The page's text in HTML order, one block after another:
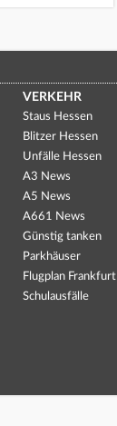
VERKEHR
Staus Hessen
Blitzer Hessen
Unfälle Hessen
A3 News
A5 News
A661 News
Günstig tanken
Parkhäuser
Flugplan Frankfurt
Schulausfälle